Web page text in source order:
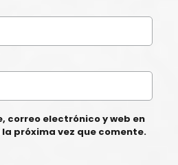
correo electrónico y web en
próxima vez que comente.